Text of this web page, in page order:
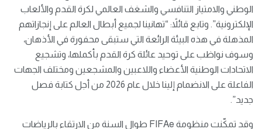
الوطني والامتياز التنافسي والشغف العالمي لكرة القدم والألعاب
الإلكترونية”. وتابع قائلاً: “تهانينا لجميع أبطال العالم على إنجازاتهم
المذهلة في هذه البيئة الرائعة التي ستبقى محفورة في الأذهان،
وسوف نواظب على توحيد عائلة كرة القدم بأكملها، وتشجيع
الاتحادات الوطنية الأعضاء واللاعبين والمشجعين ومختلف الجهات
الفاعلة على الانضمام إلينا خلال عام 2026 من أجل كتابة فصل
جديد”.
وقد تمكّنت منظومة FIFAe طوال السنة من الارتقاء بالرياضات